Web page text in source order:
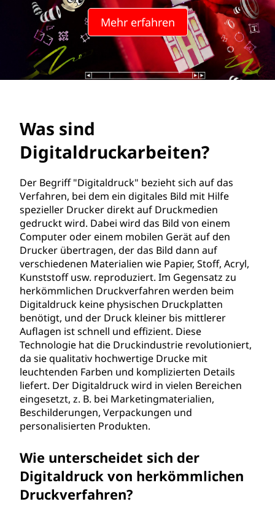
t
Mehr erfahren
Was sind
Digitaldruckarbeiten?
Der Begriff "Digitaldruck" bezieht sich auf das
Verfahren, bei dem ein digitales Bild mit Hilfe
spezieller Drucker direkt auf Druckmedien
gedruckt wird. Dabei wird das Bild von einem
Computer oder einem mobilen Gerät auf den
Drucker übertragen, der das Bild dann auf
verschiedenen Materialien wie Papier, Stoff, Acryl,
Kunststoff usw. reproduziert. Im Gegensatz zu
herkömmlichen Druckverfahren werden beim
Digitaldruck keine physischen Druckplatten
benötigt, und der Druck kleiner bis mittlerer
Auflagen ist schnell und effizient. Diese
Technologie hat die Druckindustrie revolutioniert,
da sie qualitativ hochwertige Drucke mit
leuchtenden Farben und komplizierten Details
liefert. Der Digitaldruck wird in vielen Bereichen
eingesetzt, z. B. bei Marketingmaterialien,
Beschilderungen, Verpackungen und
personalisierten Produkten.
Wie unterscheidet sich der
Digitaldruck von herkömmlichen
Druckverfahren?